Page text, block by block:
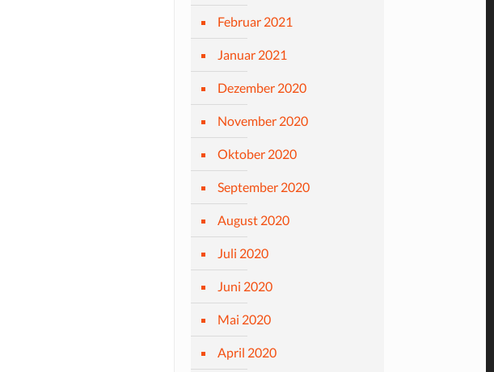
Februar 2021
Januar 2021
Dezember 2020
November 2020
Oktober 2020
September 2020
August 2020
Juli 2020
Juni 2020
Mai 2020
April 2020